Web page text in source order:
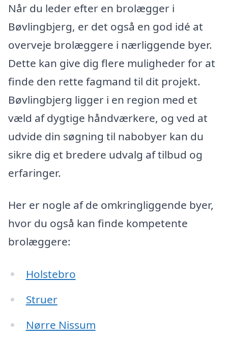
Når du leder efter en brolægger i
Bøvlingbjerg, er det også en god idé at
overveje brolæggere i nærliggende byer.
Dette kan give dig flere muligheder for at
finde den rette fagmand til dit projekt.
Bøvlingbjerg ligger i en region med et
væld af dygtige håndværkere, og ved at
udvide din søgning til nabobyer kan du
sikre dig et bredere udvalg af tilbud og
erfaringer.
Her er nogle af de omkringliggende byer,
hvor du også kan finde kompetente
brolæggere:
Holstebro
Struer
Nørre Nissum